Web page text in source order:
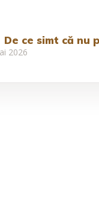
De ce simt că nu
2026